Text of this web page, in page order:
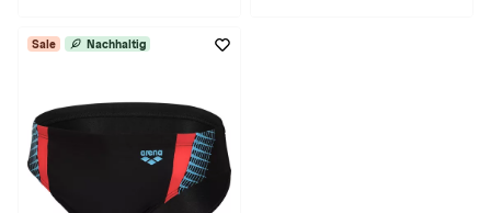
Sale Nachhaltig